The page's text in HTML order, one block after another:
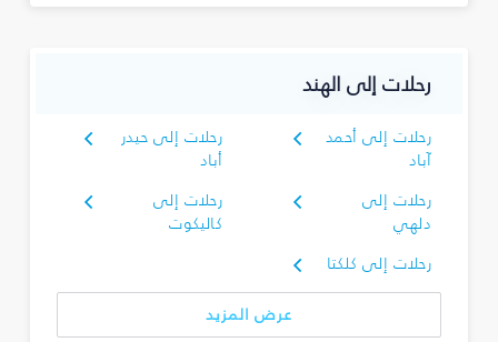
رحلات إلى الهند
رحلات إلى أحمد
آباد
رحلات إلى حيدر
أباد
رحلات إلى
دلهي
رحلات إلى
كاليكوت
رحلات إلى كلكتا
عرض المزيد